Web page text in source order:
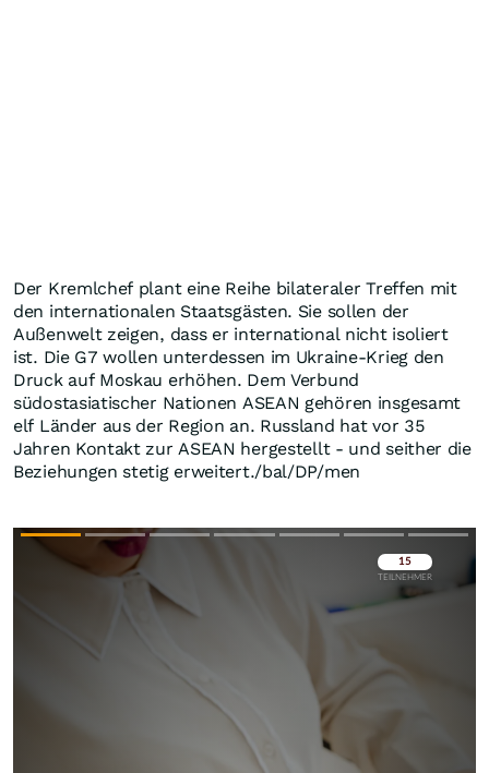
Der Kremlchef plant eine Reihe bilateraler Treffen mit
den internationalen Staatsgästen. Sie sollen der
Außenwelt zeigen, dass er international nicht isoliert
ist. Die G7 wollen unterdessen im Ukraine-Krieg den
Druck auf Moskau erhöhen. Dem Verbund
südostasiatischer Nationen ASEAN gehören insgesamt
elf Länder aus der Region an. Russland hat vor 35
Jahren Kontakt zur ASEAN hergestellt - und seither die
Beziehungen stetig erweitert./bal/DP/men
Überspringen